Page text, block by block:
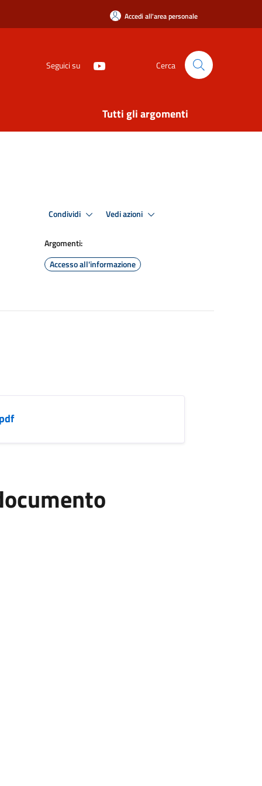
Accedi all'area personale
Seguici su Cerca
Tutti gli argomenti
Condividi Vedi azioni
Argomenti:
Accesso all'informazione